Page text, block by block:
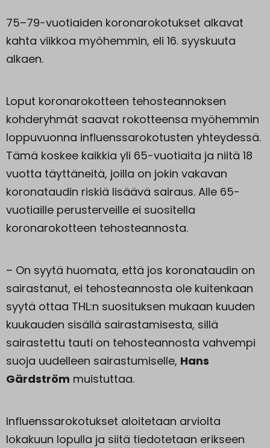
75–79-vuotiaiden koronarokotukset alkavat
kahta viikkoa myöhemmin, eli 16. syyskuuta
alkaen.
Loput koronarokotteen tehosteannoksen
kohderyhmät saavat rokotteensa myöhemmin
loppuvuonna influenssarokotusten yhteydessä.
Tämä koskee kaikkia yli 65-vuotiaita ja niitä 18
vuotta täyttäneitä, joilla on jokin vakavan
koronataudin riskiä lisäävä sairaus. Alle 65-
vuotiaille perusterveille ei suositella
koronarokotteen tehosteannosta.
– On syytä huomata, että jos koronataudin on
sairastanut, ei tehosteannosta ole kuitenkaan
syytä ottaa THL:n suosituksen mukaan kuuden
kuukauden sisällä sairastamisesta, sillä
sairastettu tauti on tehosteannosta vahvempi
suoja uudelleen sairastumiselle, Hans
Gärdström muistuttaa.
Influenssarokotukset aloitetaan arviolta
lokakuun lopulla ja siitä tiedotetaan erikseen